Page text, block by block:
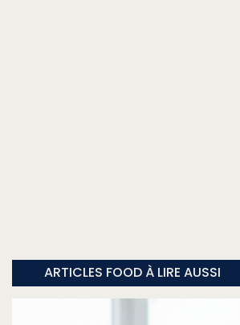
ARTICLES FOOD À LIRE AUSSI